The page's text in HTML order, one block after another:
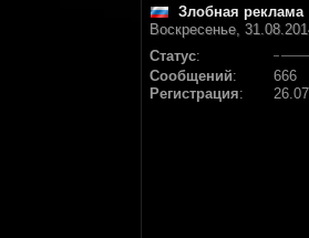
Злобная реклама
Воскресенье,
Статус:
Сообщений:
666
Регистрация: